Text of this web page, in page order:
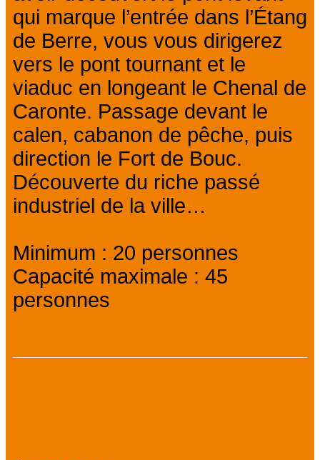
qui marque l’entrée dans l’Étang
de Berre, vous vous dirigerez
vers le pont tournant et le
viaduc en longeant le Chenal de
Caronte. Passage devant le
calen, cabanon de pêche, puis
direction le Fort de Bouc.
Découverte du riche passé
industriel de la ville…
Minimum : 20 personnes
Capacité maximale : 45
personnes